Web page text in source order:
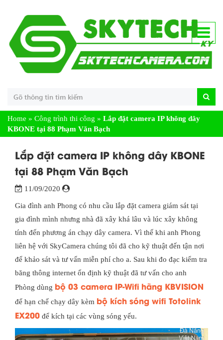
Home » Công trình thi công » Lắp đặt camera IP không dây
KBONE tại 88 Phạm Văn Bạch
Lắp đặt camera IP không dây KBONE
tại 88 Phạm Văn Bạch
11/09/2020
Gia đình anh Phong có nhu cầu lắp đặt camera giám sát tại
gia đình mình nhưng nhà đã xây khá lâu và lúc xây không
tính đến phương án chạy dây camera. Vì thế khi anh Phong
liên hệ với SkyCamera chúng tôi đã cho kỹ thuật đến tận nơi
để khảo sát và tư vấn miễn phí cho a. Sau khi đo đạc kiểm tra
băng thông internet ổn định kỹ thuật đã tư vấn cho anh
Phòng dùng bộ 03 camera IP-Wifi hãng KBVISION
để hạn chế chạy dây kèm bộ kích sóng wifi Totolink
EX200 để kích tại các vùng sóng yếu.